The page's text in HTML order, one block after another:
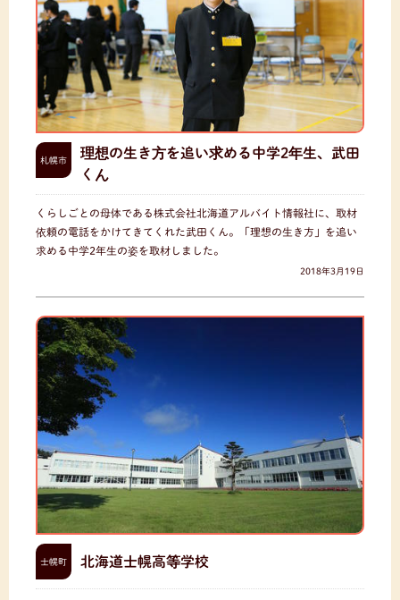
札幌市
理想の生き方を追い求める中学2年生、武田
くん
くらしごとの母体である株式会社北海道アルバイト情報社に、取材
依頼の電話をかけてきてくれた武田くん。「理想の生き方」を追い
求める中学2年生の姿を取材しました。
2018年3月19日
士幌町 北海道士幌高等学校